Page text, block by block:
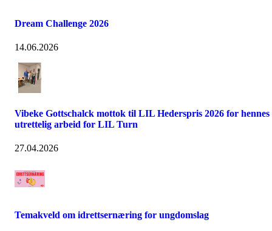
Dream Challenge 2026
14.06.2026
Vibeke Gottschalck mottok til LIL Hederspris 2026 for hennes
utrettelig arbeid for LIL Turn
27.04.2026
Temakveld om idrettsernæring for ungdomslag